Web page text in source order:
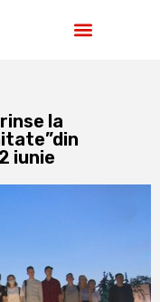
la
iunie